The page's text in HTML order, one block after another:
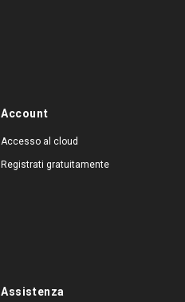
Account
Accesso al cloud
Registrati gratuitamente
Assistenza